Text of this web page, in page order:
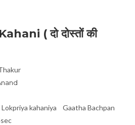
( दो दोस्तों की
kahaniya
Gaatha Bachpan